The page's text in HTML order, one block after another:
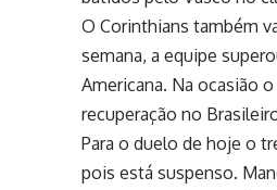
O Corinthians também
semana, a equipe
Americana. Na ocasião
recuperação no
Para o duelo de hoje o
pois está suspenso.